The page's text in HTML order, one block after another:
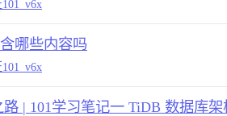
101_v6x
哪些内容吗
101_v6x
路 | 101学习笔记一 TiDB 数据库